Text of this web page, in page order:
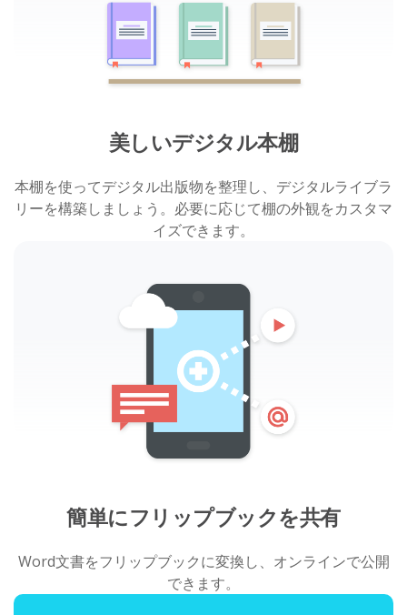
美しいデジタル本棚
本棚を使ってデジタル出版物を整理し、デジタルライブラ
リーを構築しましょう。必要に応じて棚の外観をカスタマ
イズできます。
簡単にフリップブックを共有
Word文書をフリップブックに変換し、オンラインで公開
できます。